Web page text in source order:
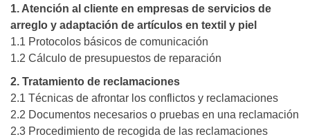
1. Atención al cliente en empresas de servicios de
arreglo y adaptación de artículos en textil y piel
1.1 Protocolos básicos de comunicación
1.2 Cálculo de presupuestos de reparación
2. Tratamiento de reclamaciones
2.1 Técnicas de afrontar los conflictos y reclamaciones
2.2 Documentos necesarios o pruebas en una reclamación
2.3 Procedimiento de recogida de las reclamaciones